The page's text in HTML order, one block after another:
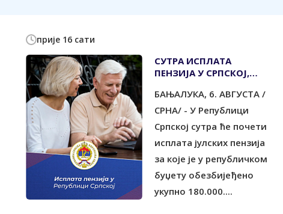
прије 16 сати
СУТРА ИСПЛАТА
ПЕНЗИЈА У СРПСКОЈ,
МИЛИОНА КМ
БАЊАЛУКА, 6. АВГУСТА /
СРНА/ - У Републици
Српској сутра ће почети
исплата јулских пензија
за које је у републичком
буџету обезбијеђено
укупно 180.000....